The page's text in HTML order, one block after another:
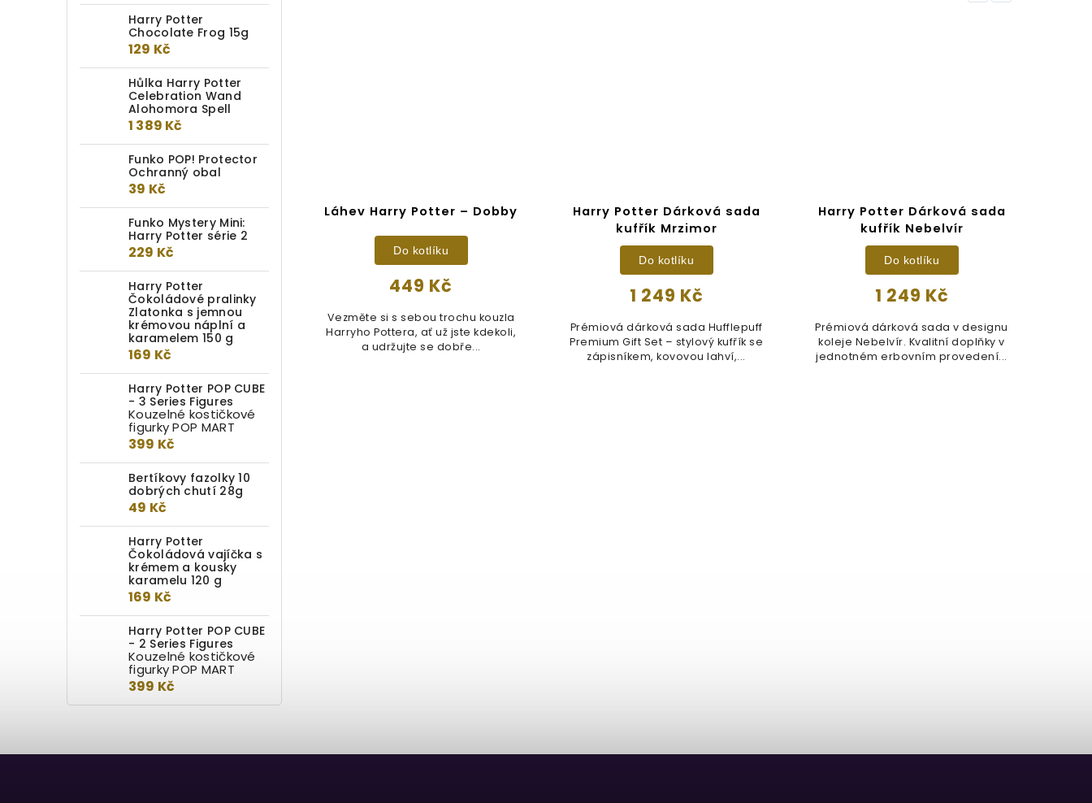
Harry Potter
Chocolate Frog 15g
129 Kč
Hůlka Harry Potter
Celebration Wand
Alohomora Spell
1 389 Kč
Funko POP! Protector
Ochranný obal
39 Kč
Funko Mystery Mini:
Harry Potter série 2
229 Kč
Harry Potter
Čokoládové pralinky
Zlatonka s jemnou
krémovou náplní a
karamelem 150 g
169 Kč
Harry Potter POP CUBE
- 3 Series Figures
Kouzelné kostičkové
figurky POP MART
399 Kč
Bertíkovy fazolky 10
dobrých chutí 28g
49 Kč
Harry Potter
Čokoládová vajíčka s
krémem a kousky
karamelu 120 g
169 Kč
Harry Potter POP CUBE
- 2 Series Figures
Kouzelné kostičkové
figurky POP MART
399 Kč
Harry Potter Dárková sada
kufřík Havraspár
1 249 Kč
Do kotlíku
Prémiová dárková sada v designu
koleje Havraspár. Kvalitní doplňky
v jednotném erbovním
provedení...
Láhev Harry Potter – Dobby
449 Kč
Do kotlíku
Vezměte si s sebou trochu kouzla
Harryho Pottera, ať už jste kdekoli,
a udržujte se dobře...
Harry Potter Dárková sada
kufřík Mrzimor
1 249 Kč
Do kotlíku
Prémiová dárková sada Hufflepuff
Premium Gift Set – stylový kufřík se
zápisníkem, kovovou lahví,...
Harry Potter Dárková sada
kufřík Nebelvír
1 249 Kč
Do kotlíku
Prémiová dárková sada v designu
koleje Nebelvír. Kvalitní doplňky v
jednotném erbovním provedení...